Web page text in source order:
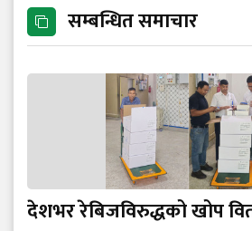
सम्बन्धित समाचार
देशभर रेबिजविरुद्धको खोप